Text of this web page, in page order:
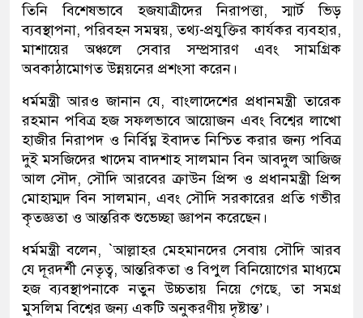
তিনি বিশেষভাবে হজযাত্রীদের নিরাপত্তা, স্মার্ট ভিড়
ব্যবস্থাপনা, পরিবহন সমন্বয়, তথ্য-প্রযুক্তির কার্যকর ব্যবহার,
মাশায়ের অঞ্চলে সেবার সম্প্রসারণ এবং সামগ্রিক
অবকাঠামোগত উন্নয়নের প্রশংসা করেন।
ধর্মমন্ত্রী আরও জানান যে, বাংলাদেশের প্রধানমন্ত্রী তারেক
রহমান পবিত্র হজ সফলভাবে আয়োজন এবং বিশ্বের লাখো
হাজীর নিরাপদ ও নির্বিঘ্ন ইবাদত নিশ্চিত করার জন্য পবিত্র
দুই মসজিদের খাদেম বাদশাহ সালমান বিন আবদুল আজিজ
আল সৌদ, সৌদি আরবের ক্রাউন প্রিন্স ও প্রধানমন্ত্রী প্রিন্স
মোহাম্মদ বিন সালমান, এবং সৌদি সরকারের প্রতি গভীর
কৃতজ্ঞতা ও আন্তরিক শুভেচ্ছা জ্ঞাপন করেছেন।
ধর্মমন্ত্রী বলেন, `আল্লাহর মেহমানদের সেবায় সৌদি আরব
যে দূরদর্শী নেতৃত্ব, আন্তরিকতা ও বিপুল বিনিয়োগের মাধ্যমে
হজ ব্যবস্থাপনাকে নতুন উচ্চতায় নিয়ে গেছে, তা সমগ্র
মুসলিম বিশ্বের জন্য একটি অনুকরণীয় দৃষ্টান্ত’।